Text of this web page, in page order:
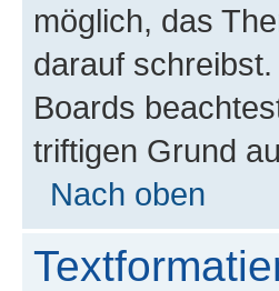
möglich, das
darauf
Boards
triftigen Grund
Nach oben